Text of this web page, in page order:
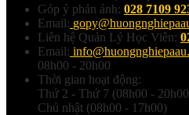
Góp ý phản ánh: 028 7109
Email:
Liên hệ Quản Lý Học Viên:
Email:
08h00 - 20h00
Thời gian hoạt động:
Thứ 2 - Thứ 7 (08h00 -
Chủ nhật (08h00 - 17h00)